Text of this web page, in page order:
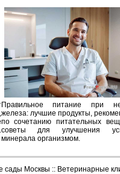
Правильное питание при
железа: лучшие продукты,
по сочетанию питательных
советы для улучшения
минерала организмом.
сады Москвы :: Ветеринарные